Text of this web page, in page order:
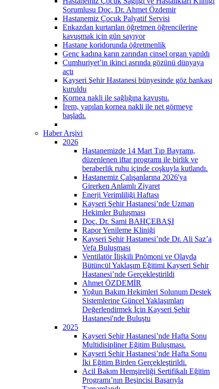
Sorumlusu Doç. Dr. Ahmet Özdemir
Hastanemiz Çocuk Palyatif Servisi
Enkazdan kurtarılan öğretmen öğrencilerine
kavuşmak için gün sayıyor
Hastane koridorunda öğretmenlik
Genç kadına karın zarından cinsel organ yapıldı
Cumhuriyet’in ikinci asrında gözünü dünyaya
açtı
Kayseri Şehir Hastanesi bünyesinde göz bankası
kuruldu
Kornea nakli ile sağlığına kavuştu.
İrem, yapılan kornea nakli ile net görmeye
başladı.
Haber Arşivi
2026
Hastanemizde 14 Mart Tıp Bayramı,
düzenlenen iftar programı ile birlik ve
beraberlik ruhu içinde coşkuyla kutlandı.
Hastanemiz Çalışanlarına 2026'ya
Girerken Anlamlı Ziyaret
Enerji Verimliliği Haftası
Kayseri Şehir Hastanesi’nde Uzman
Hekimler Buluşması
Doç. Dr. Sami BAHÇEBAŞI
Rapor Yenileme Kliniği
Kayseri Şehir Hastanesi’nde Dr. Ali Saz’a
Vefa Buluşması
Ventilatör İlişkili Pnömoni ve Olayda
Bütüncül Yaklaşım Eğitimi Kayseri Şehir
Hastanesi’nde Gerçekleştirildi
Ahmet ÖZDEMİR
Yoğun Bakım Hekimleri Solunum Destek
Sistemlerine Güncel Yaklaşımları
Değerlendirmek İçin Kayseri Şehir
Hastanesi'nde Buluştu
2025
Kayseri Şehir Hastanesi’nde Hafta Sonu
Multidisipliner Eğitim Buluşması.
Kayseri Şehir Hastanesi’nde Hafta Sonu
İki Eğitim Birden Gerçekleştirildi.
Acil Bakım Hemşireliği Sertifikalı Eğitim
Programı’nın Beşincisi Başarıyla